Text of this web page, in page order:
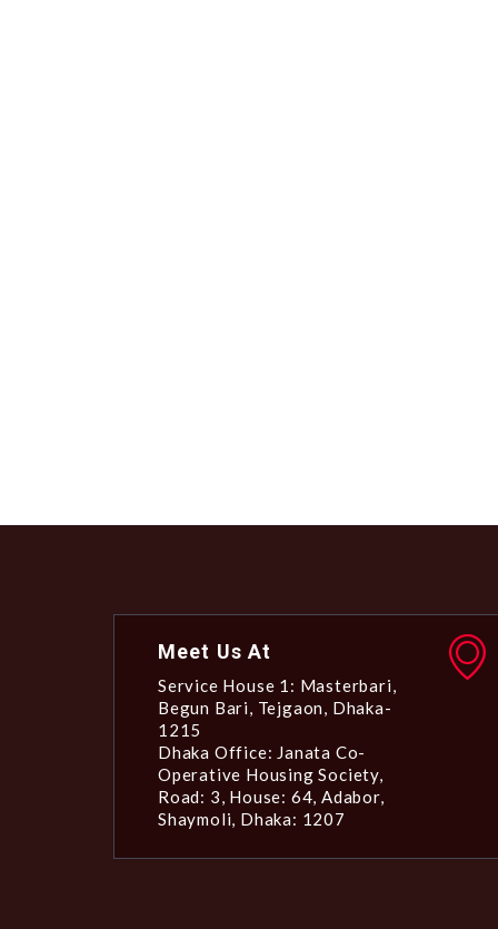
Meet Us At
Service House 1: Masterbari,
Begun Bari, Tejgaon, Dhaka-
1215
Dhaka Office: Janata Co-
Operative Housing Society,
Road: 3, House: 64, Adabor,
Shaymoli, Dhaka: 1207